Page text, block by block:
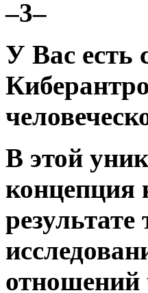
–3–
У Вас есть
В этой
концепция
результате